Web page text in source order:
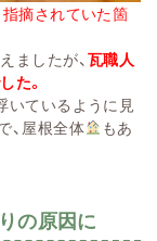
指摘されていた箇
ましたが、 瓦職人
た。
いているように見
、屋根全体
もあ
の原因に